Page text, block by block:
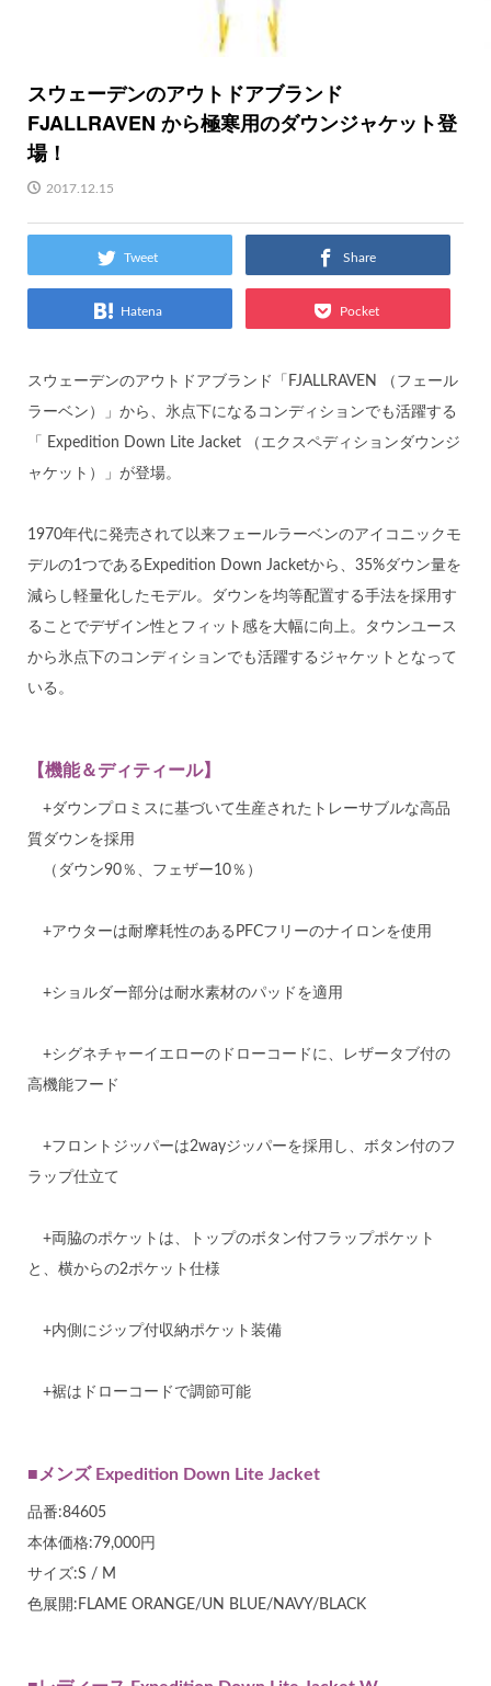
スウェーデンのアウトドアブランド
FJALLRAVEN から極寒用のダウンジャケット登
場！
2017.12.15
Tweet Share
Hatena Pocket
スウェーデンのアウトドアブランド「FJALLRAVEN （フェール
ラーベン）」から、氷点下になるコンディションでも活躍する
「 Expedition Down Lite Jacket （エクスペディションダウンジ
ャケット）」が登場。
1970年代に発売されて以来フェールラーベンのアイコニックモ
デルの1つであるExpedition Down Jacketから、35%ダウン量を
減らし軽量化したモデル。ダウンを均等配置する手法を採用す
ることでデザイン性とフィット感を大幅に向上。タウンユース
から氷点下のコンディションでも活躍するジャケットとなって
いる。
【機能＆ディティール】
+ダウンプロミスに基づいて生産されたトレーサブルな高品
質ダウンを採用
（ダウン90％、フェザー10％）
+アウターは耐摩耗性のあるPFCフリーのナイロンを使用
+ショルダー部分は耐水素材のパッドを適用
+シグネチャーイエローのドローコードに、レザータブ付の
高機能フード
+フロントジッパーは2wayジッパーを採用し、ボタン付のフ
ラップ仕立て
+両脇のポケットは、トップのボタン付フラップポケット
と、横からの2ポケット仕様
+内側にジップ付収納ポケット装備
+裾はドローコードで調節可能
■メンズ Expedition Down Lite Jacket
品番:84605
本体価格:79,000円
サイズ:S / M
色展開:FLAME ORANGE/UN BLUE/NAVY/BLACK